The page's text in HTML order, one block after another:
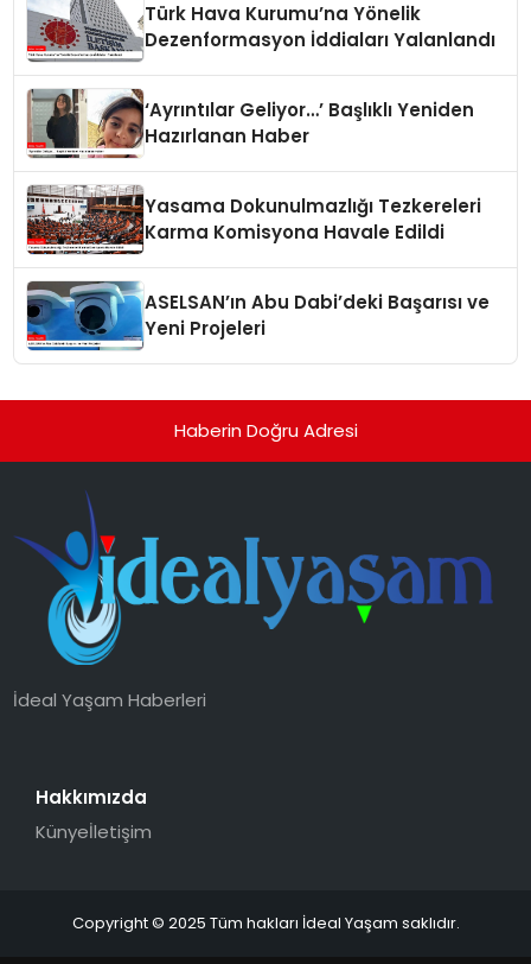
Türk Hava Kurumu’na Yönelik
Dezenformasyon İddiaları Yalanlandı
‘Ayrıntılar Geliyor…’ Başlıklı Yeniden
Hazırlanan Haber
Yasama Dokunulmazlığı Tezkereleri
Karma Komisyona Havale Edildi
ASELSAN’ın Abu Dabi’deki Başarısı ve
Yeni Projeleri
Haberin Doğru Adresi
İdeal Yaşam Haberleri
Hakkımızda
Künyeİletişim
Copyright © 2025 Tüm hakları İdeal Yaşam saklıdır.